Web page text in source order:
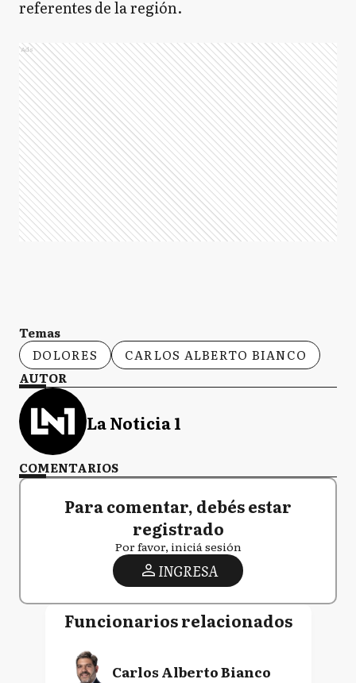
referentes de la región.
Ads
Temas
DOLORES
CARLOS ALBERTO BIANCO
AUTOR
La Noticia 1
COMENTARIOS
Para comentar, debés estar
registrado
Por favor, iniciá sesión
INGRESA
Funcionarios relacionados
Carlos Alberto Bianco